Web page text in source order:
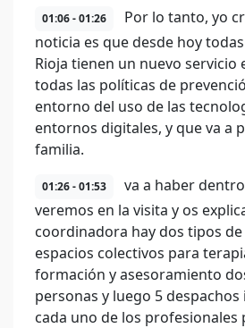
01:06 - 01:26
Por lo tanto, yo
noticia es que desde hoy
Rioja tienen un nuevo servicio
todas las políticas de
entorno del uso de las
entornos digitales, y que va a
familia.
01:26 - 01:53
va a haber
veremos en la visita y os
coordinadora hay dos tipos
espacios colectivos para
formación y asesoramiento
personas y luego 5
cada uno de los profesionales